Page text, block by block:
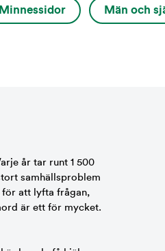
Minnessidor Män och
år tar runt 1 500
samhällsproblem
för att lyfta frågan,
är ett för mycket.